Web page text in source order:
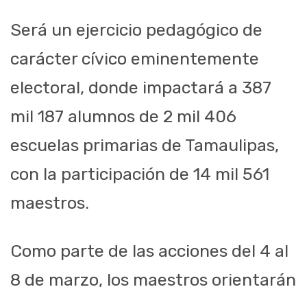
Será un ejercicio pedagógico de
carácter cívico eminentemente
electoral, donde impactará a 387
mil 187 alumnos de 2 mil 406
escuelas primarias de Tamaulipas,
con la participación de 14 mil 561
maestros.
Como parte de las acciones del 4 al
8 de marzo, los maestros orientarán